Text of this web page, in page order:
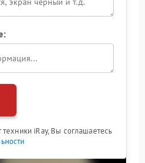
iRay, Вы соглашаетесь